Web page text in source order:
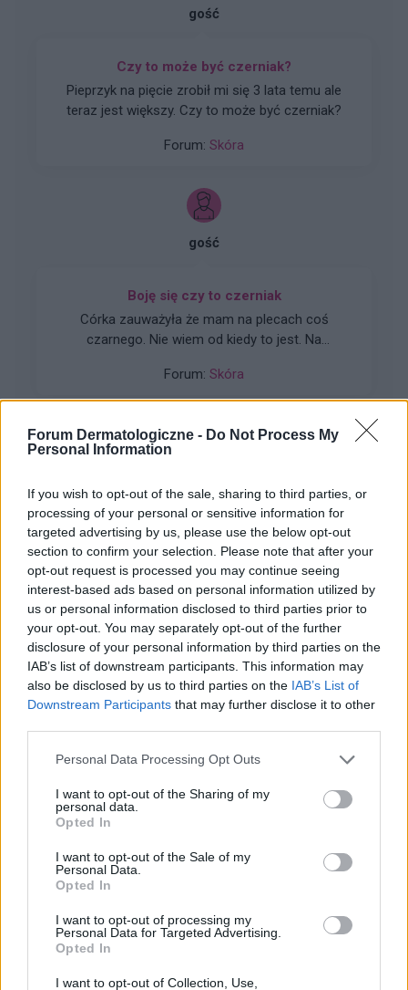
Forum Dermatologiczne - Do Not Process My
Personal Information
If you wish to opt-out of the sale, sharing to third parties, or
processing of your personal or sensitive information for
targeted advertising by us, please use the below opt-out
section to confirm your selection. Please note that after your
opt-out request is processed you may continue seeing
interest-based ads based on personal information utilized by
us or personal information disclosed to third parties prior to
your opt-out. You may separately opt-out of the further
disclosure of your personal information by third parties on the
IAB’s list of downstream participants. This information may
also be disclosed by us to third parties on the IAB’s List of
Downstream Participants that may further disclose it to other
Personal Data Processing Opt Outs
I want to opt-out of the Sharing of my
personal data.
Opted In
I want to opt-out of the Sale of my
Personal Data.
Opted In
I want to opt-out of processing my
Personal Data for Targeted Advertising.
Opted In
I want to opt-out of Collection, Use,
Problem zwykle ustępuje po kilku tygodniach, ale
innym miejscu. Jak mogę zaradzić temu
problemowi?
gość
Czy to może być czerniak?
Pieprzyk na pięcie zrobił mi się 3 lata temu ale
teraz jest większy. Czy to może być czerniak?
Forum: Skóra
gość
Boję się czy to czerniak
Córka zauważyła że mam na plecach coś
czarnego. Nie wiem od kiedy to jest. Na
wygląda na czarno. Więcej zdjęć w komentarzu.
Bardzo się boję.
Forum: Skóra
Jak wygląda leczenie łysienia z bliznami?
Mam zdiagnozowane łysienie bliznowaciejące i
trudno mi znaleźć miejsce, które nie tylko
rozpozna problem, ale też realnie pomoże.
Większość dermatologów przepisuje tylko
sterydy i na tym kończy temat. Znalazłam
ciekawą ofertę od Neonia – piszą o biopsji
skóry, analizie trychologicznej i leczeniu
przyczynowym. Może ktoś był u nich i może
podzielić się, jak wygląda cała procedura? Nie
chcę już tracić czasu na kolejne nieskuteczne
Forum: Pielęgnacja i uroda
POWIĄZANE
Tematy skóra choroby skóry świąd dłonie
Reklama: